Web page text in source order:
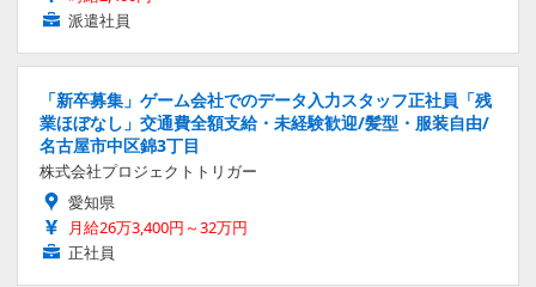
派遣社員
「新卒募集」ゲーム会社でのデータ入力スタッフ正社員「残
業ほぼなし」交通費全額支給・未経験歓迎/髪型・服装自由/
名古屋市中区錦3丁目
株式会社プロジェクトトリガー
愛知県
月給26万3,400円～32万円
正社員